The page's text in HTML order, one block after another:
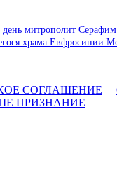
митрополит Серафим
храма Евфросинии
СОГЛАШЕНИЕ
ПРИЗНАНИЕ